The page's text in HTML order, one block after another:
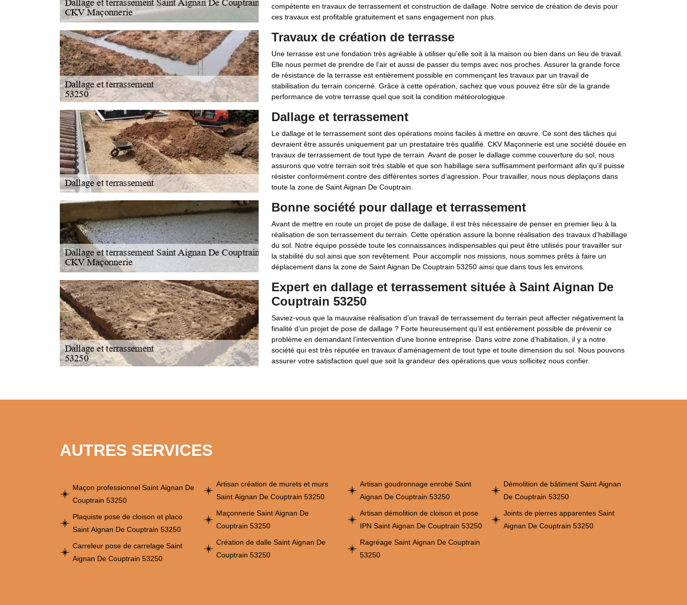
compétente en travaux de terrassement et construction de dallage. Notre service de création de devis pour
ces travaux est profitable gratuitement et sans engagement non plus.
Travaux de création de terrasse
Une terrasse est une fondation très agréable à utiliser qu’elle soit à la maison ou bien dans un lieu de travail.
Elle nous permet de prendre de l’air et aussi de passer du temps avec nos proches. Assurer la grande force
de résistance de la terrasse est entièrement possible en commençant les travaux par un travail de
stabilisation du terrain concerné. Grâce à cette opération, sachez que vous pouvez être sûr de la grande
performance de votre terrasse quel que soit la condition météorologique.
Dallage et terrassement
Le dallage et le terrassement sont des opérations moins faciles à mettre en œuvre. Ce sont des tâches qui
devraient être assurés uniquement par un prestataire très qualifié. CKV Maçonnerie est une société douée en
travaux de terrassement de tout type de terrain. Avant de poser le dallage comme couverture du sol, nous
assurons que votre terrain soit très stable et que son habillage sera suffisamment performant afin qu’il puisse
résister conformément contre des différentes sortes d’agression. Pour travailler, nous nous déplaçons dans
toute la zone de Saint Aignan De Couptrain.
Bonne société pour dallage et terrassement
Avant de mettre en route un projet de pose de dallage, il est très nécessaire de penser en premier lieu à la
réalisation de son terrassement du terrain. Cette opération assure la bonne réalisation des travaux d’habillage
du sol. Notre équipe possède toute les connaissances indispensables qui peut être utilisés pour travailler sur
la stabilité du sol ainsi que son revêtement. Pour accomplir nos missions, nous sommes prêts à faire un
déplacement dans la zone de Saint Aignan De Couptrain 53250 ainsi que dans tous les environs.
Expert en dallage et terrassement située à Saint Aignan De
Couptrain 53250
Saviez-vous que la mauvaise réalisation d’un travail de terrassement du terrain peut affecter négativement la
finalité d’un projet de pose de dallage ? Forte heureusement qu’il est entièrement possible de prévenir ce
problème en demandant l’intervention d’une bonne entreprise. Dans votre zone d’habitation, il y a notre
société qui est très réputée en travaux d’aménagement de tout type et toute dimension du sol. Nous pouvons
assurer votre satisfaction quel que soit la grandeur des opérations que vous sollicitez nous confier.
AUTRES SERVICES
Maçon professionnel Saint Aignan De
Couptrain 53250
Plaquiste pose de cloison et placo
Saint Aignan De Couptrain 53250
Carreleur pose de carrelage Saint
Aignan De Couptrain 53250
Artisan création de murets et murs
Saint Aignan De Couptrain 53250
Maçonnerie Saint Aignan De
Couptrain 53250
Création de dalle Saint Aignan De
Couptrain 53250
Artisan goudronnage enrobé Saint
Aignan De Couptrain 53250
Artisan démolition de cloison et pose
IPN Saint Aignan De Couptrain 53250
Ragréage Saint Aignan De Couptrain
53250
Démolition de bâtiment Saint Aignan
De Couptrain 53250
Joints de pierres apparentes Saint
Aignan De Couptrain 53250